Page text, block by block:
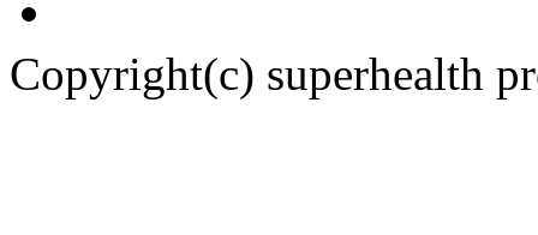
Copyright(c) superhealth